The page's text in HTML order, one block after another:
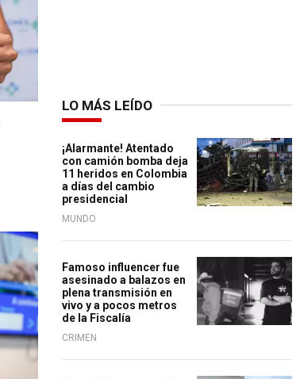
LO MÁS LEÍDO
¡Alarmante! Atentado
con camión bomba deja
11 heridos en Colombia
a días del cambio
presidencial
MUNDO
Famoso influencer fue
asesinado a balazos en
plena transmisión en
vivo y a pocos metros
de la Fiscalía
CRIMEN